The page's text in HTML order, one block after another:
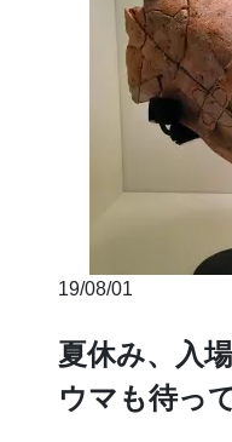
19/08/01
夏休み、入
ウマも待っ